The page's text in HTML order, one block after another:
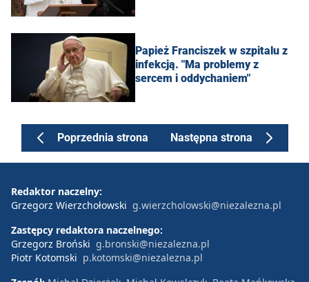
Papież Franciszek w szpitalu z
infekcją. "Ma problemy z
sercem i oddychaniem"
Poprzednia strona Następna strona
Redaktor naczelny:
Grzegorz Wierzchołowski g.wierzcholowski@niezalezna.pl
Zastępcy redaktora naczelnego:
Grzegorz Broński g.bronski@niezalezna.pl
Piotr Kotomski p.kotomski@niezalezna.pl